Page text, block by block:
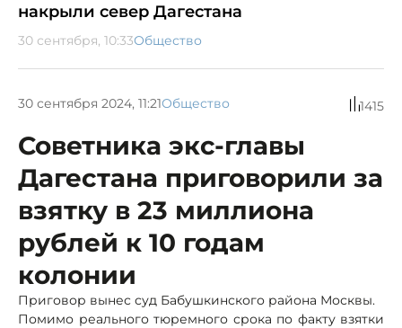
накрыли север Дагестана
30 сентября, 10:33Общество
30 сентября 2024, 11:21Общество 1415
Советника экс-главы
Дагестана приговорили за
взятку в 23 миллиона
рублей к 10 годам
колонии
Приговор вынес суд Бабушкинского района Москвы.
Помимо реального тюремного срока по факту взятки